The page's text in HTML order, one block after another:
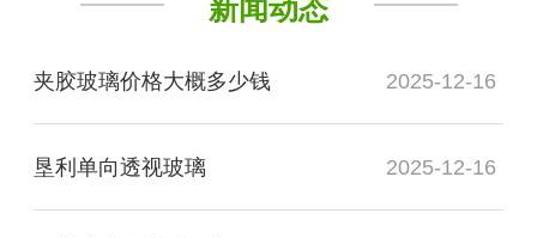
新闻动态
夹胶玻璃价格大概多少钱 2025-12-16
垦利单向透视玻璃 2025-12-16